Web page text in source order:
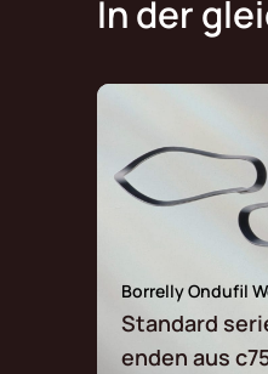
In der
Borrelly Ondufil
Standard
enden aus